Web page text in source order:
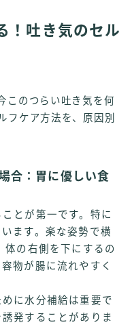
！吐き気のセル
このつらい吐き気を何
フケア方法を、原因別
合：胃に優しい食
とが第一です。特に
ます。楽な姿勢で横
体の右側を下にするの
物が腸に流れやすく
めに水分補給は重要で
発することがありま